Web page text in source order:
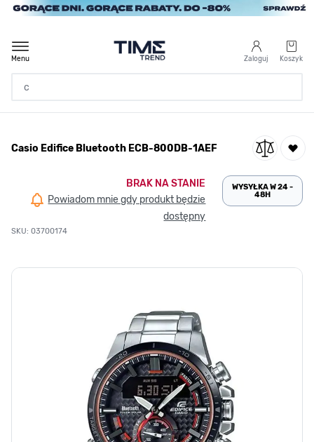
Przejdź do treści
Zaloguj Koszyk
Menu
/ Casio Edifice Bluetooth ECB-800DB-1AEF
Casio Edifice Bluetooth ECB-800DB-1AEF
BRAK NA STANIE
Powiadom mnie gdy produkt będzie
dostępny
SKU: 03700174
WYSYŁKA W 24 -
48H